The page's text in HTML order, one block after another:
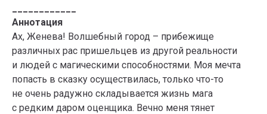
Аннотация
Ах, Женева! Волшебный город – прибежище
различных рас пришельцев из другой реальности
и людей с магическими способностями. Моя мечта
попасть в сказку осуществилась, только что-то
не очень радужно складывается жизнь мага
с редким даром оценщика. Вечно меня тянет